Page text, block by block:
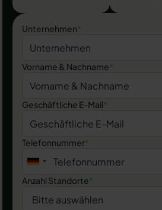
Unternehmen*
Vorname & Nachname*
Geschäftliche E-Mail*
Telefonnummer*
Anzahl Standorte*